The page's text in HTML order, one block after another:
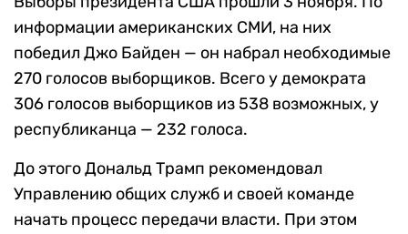
информации американских СМИ, на них
победил Джо Байден — он набрал необходимые
270 голосов выборщиков. Всего у демократа
306 голосов выборщиков из 538 возможных, у
республиканца — 232 голоса.
До этого Дональд Трамп рекомендовал
Управлению общих служб и своей команде
начать процесс передачи власти. При этом